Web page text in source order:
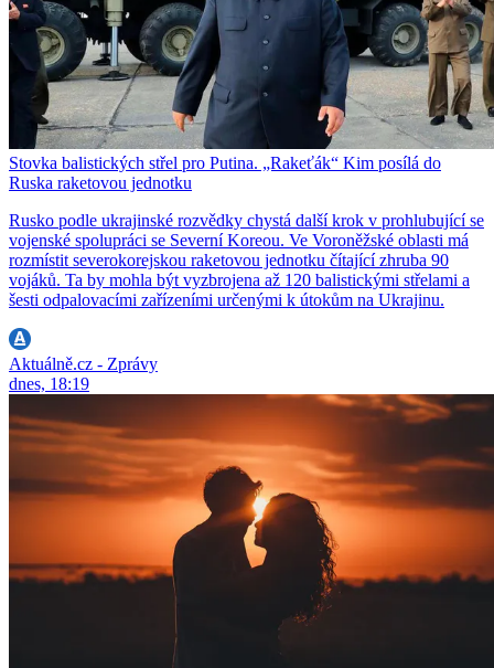
Stovka balistických střel pro Putina. „Rakeťák“ Kim posílá do
Ruska raketovou jednotku
Rusko podle ukrajinské rozvědky chystá další krok v prohlubující se
vojenské spolupráci se Severní Koreou. Ve Voroněžské oblasti má
rozmístit severokorejskou raketovou jednotku čítající zhruba 90
vojáků. Ta by mohla být vyzbrojena až 120 balistickými střelami a
šesti odpalovacími zařízeními určenými k útokům na Ukrajinu.
Aktuálně.cz - Zprávy
dnes, 18:19